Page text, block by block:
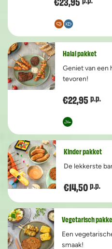
Halal pakket
Geniet van een
tevoren!
€22,95 p.p.
Kinder pakket
De lekkerste
€14,50 p.p.
Vegetarisch
Een
smaak!